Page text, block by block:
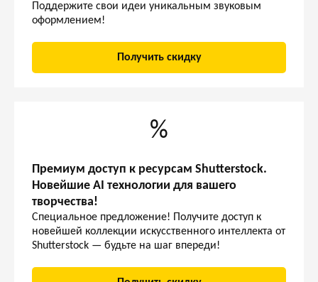
Поддержите свои идеи уникальным звуковым
оформлением!
Получить скидку
%
Премиум доступ к ресурсам Shutterstock.
Новейшие AI технологии для вашего
творчества!
Специальное предложение! Получите доступ к
новейшей коллекции искусственного интеллекта от
Shutterstock — будьте на шаг впереди!